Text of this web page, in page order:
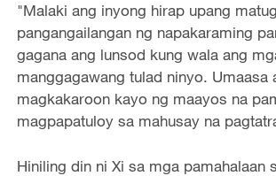
"Malaki ang inyong hirap upang
pangangailangan ng napakaraming
gagana ang lunsod kung wala ang
manggagawang tulad ninyo. Umaasa
magkakaroon kayo ng maayos na
magpapatuloy sa mahusay na
Hiniling din ni Xi sa mga pamahalaan